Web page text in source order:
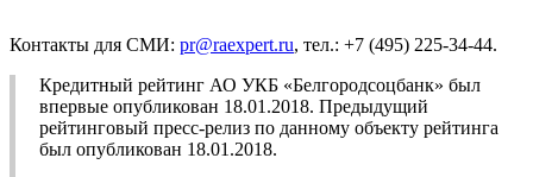
Контакты для СМИ: pr@raexpert.ru, тел.: +7 (495) 225-34-44.
Кредитный рейтинг АО УКБ «Белгородсоцбанк» был
впервые опубликован 18.01.2018. Предыдущий
рейтинговый пресс-релиз по данному объекту рейтинга
был опубликован 18.01.2018.